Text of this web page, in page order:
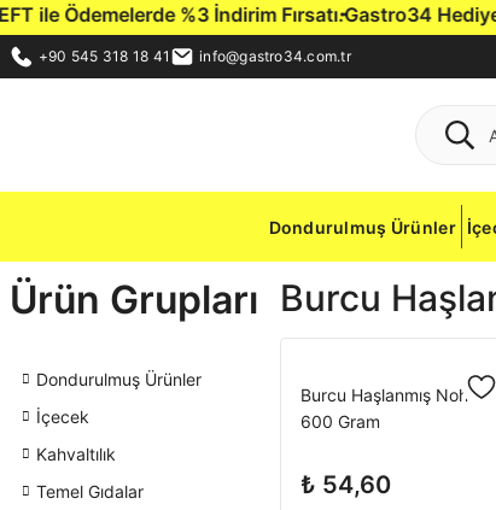
ile Ödemelerde %3 İndirim Fırsatı.Gastro34 Hediye
+90 545 318 18 41 info@gastro34.com.tr
Dondurulmuş Ürünler
Ürün Grupları
Dondurulmuş Ürünler
İçecek
Kahvaltılık
Temel Gıdalar
Burcu
Burcu Haşlanmış Nohut
600 Gram
₺ 54,60